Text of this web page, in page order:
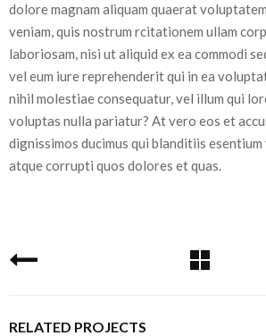
dolore magnam aliquam quaerat
veniam, quis nostrum rcitationem ullam
laboriosam, nisi ut aliquid ex ea commodi
vel eum iure reprehenderit qui in ea
nihil molestiae consequatur, vel illum qui
voluptas nulla pariatur? At vero eos et
dignissimos ducimus qui blanditiis
atque corrupti quos dolores et quas.
RELATED PROJECTS